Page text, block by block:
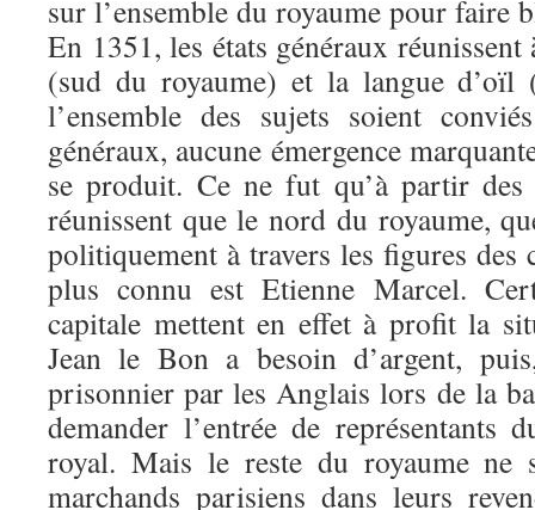
sur l’ensemble du royaume pour faire
En 1351, les états généraux
(sud du royaume) et la langue d’oïl
l’ensemble des sujets soient
généraux, aucune émergence
se produit. Ce ne fut qu’à partir
réunissent que le nord du royaume,
politiquement à travers les figures des
plus connu est Etienne Marcel.
capitale mettent en effet à profit la
Jean le Bon a besoin d’argent,
prisonnier par les Anglais lors de la
demander l’entrée de représentants
royal. Mais le reste du royaume ne
marchands parisiens dans leurs